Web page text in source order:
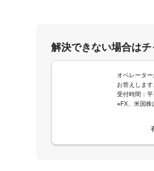
解決できない場合はチ
オペレータ
お答えします
受付時間：
※FX、米国株